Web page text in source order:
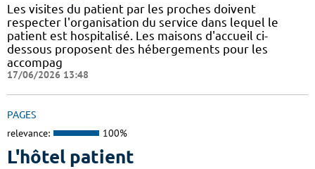
Les visites du patient par les proches doivent
respecter l'organisation du service dans lequel le
patient est hospitalisé. Les maisons d'accueil ci-
dessous proposent des hébergements pour les
accompag
17/06/2026 13:48
PAGES
relevance: 100%
L'hôtel patient